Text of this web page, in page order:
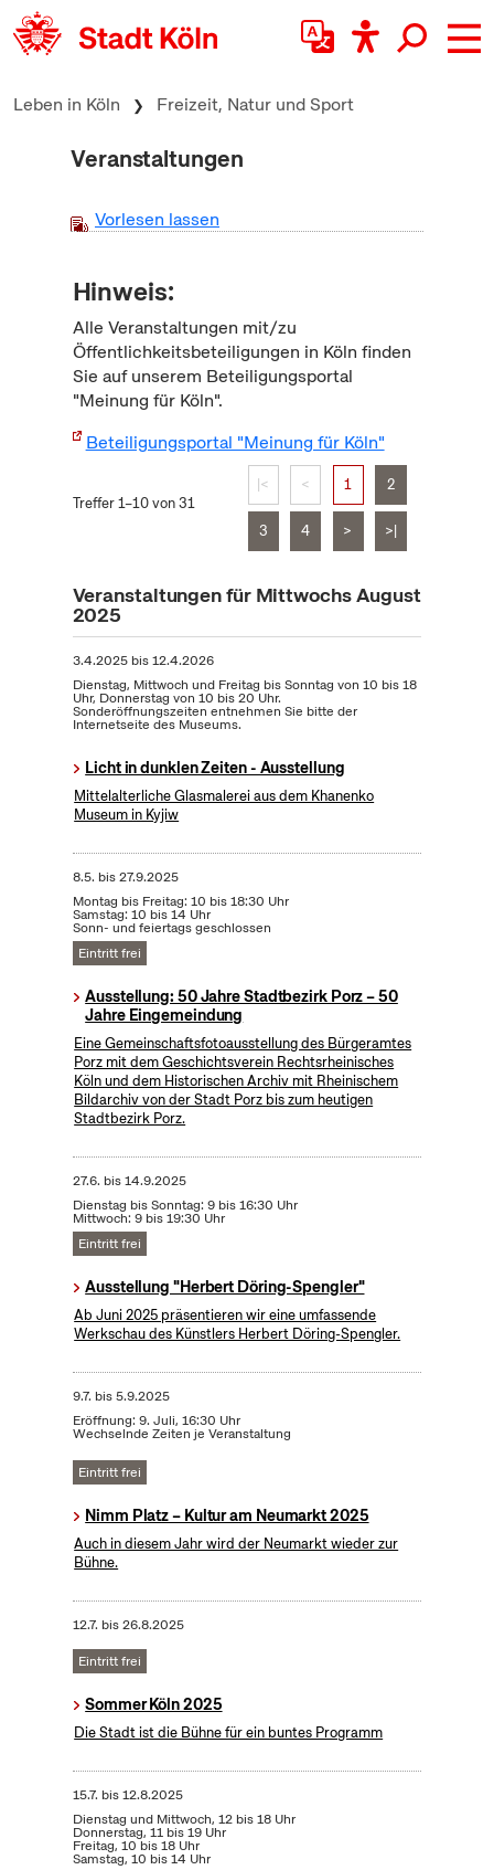
zum Inhalt springen
Leben in Köln Freizeit, Natur und Sport
Veranstaltungen
Vorlesen lassen
Hinweis:
Alle Veranstaltungen mit/zu
Öffentlichkeitsbeteiligungen in Köln finden
Sie auf unserem Beteiligungsportal
"Meinung für Köln".
Beteiligungsportal "Meinung für Köln"
Treffer 1–10 von 31
|< < 1 2
3 4 > >|
Veranstaltungen für Mittwochs August
2025
3.4.2025bis12.4.2026
Dienstag, Mittwoch und Freitag bis Sonntag von 10 bis 18
Uhr, Donnerstag von 10 bis 20 Uhr.
Sonderöffnungszeiten entnehmen Sie bitte der
Internetseite des Museums.
Licht in dunklen Zeiten - Ausstellung
Mittelalterliche Glasmalerei aus dem Khanenko
Museum in Kyjiw
8.5. bis27.9.2025
Montag bis Freitag: 10 bis 18:30 Uhr
Samstag: 10 bis 14 Uhr
Sonn- und feiertags geschlossen
Eintritt frei
Ausstellung: 50 Jahre Stadtbezirk Porz – 50
Jahre Eingemeindung
Eine Gemeinschaftsfotoausstellung des Bürgeramtes
Porz mit dem Geschichtsverein Rechtsrheinisches
Köln und dem Historischen Archiv mit Rheinischem
Bildarchiv von der Stadt Porz bis zum heutigen
Stadtbezirk Porz.
27.6. bis14.9.2025
Dienstag bis Sonntag: 9 bis 16:30 Uhr
Mittwoch: 9 bis 19:30 Uhr
Eintritt frei
Ausstellung "Herbert Döring-Spengler"
Ab Juni 2025 präsentieren wir eine umfassende
Werkschau des Künstlers Herbert Döring-Spengler.
9.7. bis5.9.2025
Eröffnung: 9. Juli, 16:30 Uhr
Wechselnde Zeiten je Veranstaltung
Eintritt frei
Nimm Platz – Kultur am Neumarkt 2025
Auch in diesem Jahr wird der Neumarkt wieder zur
Bühne.
12.7. bis26.8.2025
Eintritt frei
Sommer Köln 2025
Die Stadt ist die Bühne für ein buntes Programm
15.7. bis12.8.2025
Dienstag und Mittwoch, 12 bis 18 Uhr
Donnerstag, 11 bis 19 Uhr
Freitag, 10 bis 18 Uhr
Samstag, 10 bis 14 Uhr